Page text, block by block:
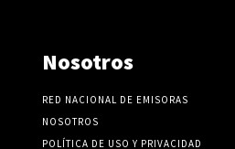
Nosotros
RED NACIONAL DE EMISORAS
NOSOTROS
POLÍTICA DE USO Y PRIVACIDAD